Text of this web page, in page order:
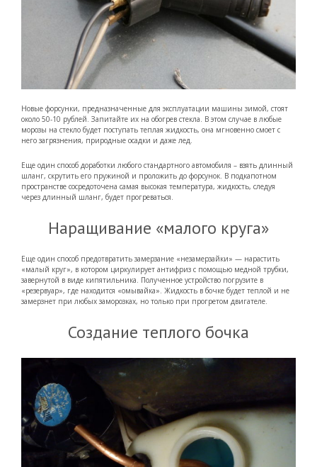
Новые форсунки, предназначенные для эксплуатации машины зимой, стоят
около 50-10 рублей. Запитайте их на обогрев стекла. В этом случае в любые
морозы на стекло будет поступать теплая жидкость, она мгновенно смоет с
него загрязнения, природные осадки и даже лед.
Еще один способ доработки любого стандартного автомобиля – взять длинный
шланг, скрутить его пружиной и проложить до форсунок. В подкапотном
пространстве сосредоточена самая высокая температура, жидкость, следуя
через длинный шланг, будет прогреваться.
Наращивание «малого круга»
Еще один способ предотвратить замерзание «незамерзайки» — нарастить
«малый круг», в котором циркулирует антифриз с помощью медной трубки,
завернутой в виде кипятильника. Полученное устройство погрузите в
«резервуар», где находится «омывайка». Жидкость в бочке будет теплой и не
замерзнет при любых заморозках, но только при прогретом двигателе.
Создание теплого бочка